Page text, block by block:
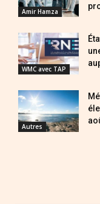
Amir Hamza
WMC avec TAP
Autres